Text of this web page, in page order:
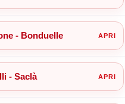
- Bonduelle
- Saclà